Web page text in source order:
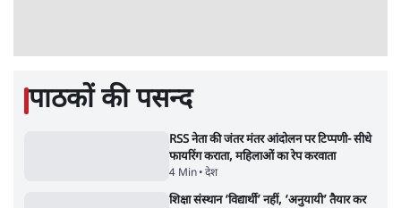
पाठकों की पसन्द
RSS नेता की जंतर मंतर आंदोलन पर टिप्पणी- सीधे
फायरिंग कराता, महिलाओं का रेप करवाता